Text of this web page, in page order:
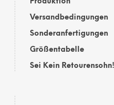
Versandbedingungen
Sonderanfertigungen
Größentabelle
Sei Kein Retourensohn!